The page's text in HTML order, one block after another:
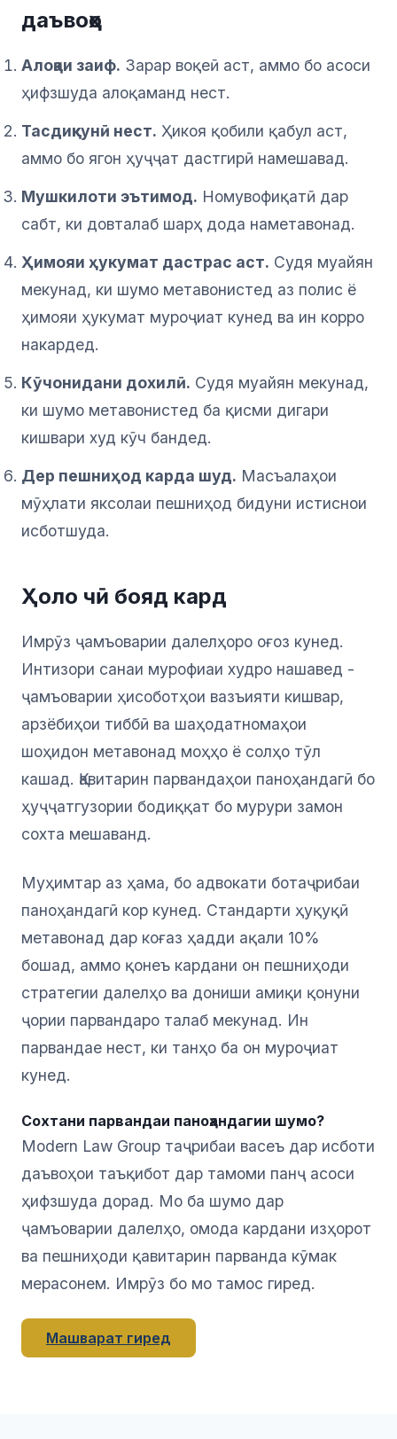
даъвоҳо
Алоқаи заиф. Зарар воқеӣ аст, аммо бо асоси
ҳифзшуда алоқаманд нест.
Тасдиқкунӣ нест. Ҳикоя қобили қабул аст,
аммо бо ягон ҳуҷҷат дастгирӣ намешавад.
Мушкилоти эътимод. Номувофиқатӣ дар
сабт, ки довталаб шарҳ дода наметавонад.
Ҳимояи ҳукумат дастрас аст. Судя муайян
мекунад, ки шумо метавонистед аз полис ё
ҳимояи ҳукумат муроҷиат кунед ва ин корро
накардед.
Кӯчонидани дохилӣ. Судя муайян мекунад,
ки шумо метавонистед ба қисми дигари
кишвари худ кӯч бандед.
Дер пешниҳод карда шуд. Масъалаҳои
мӯҳлати яксолаи пешниҳод бидуни истиснои
исботшуда.
Ҳоло чӣ бояд кард
Имрӯз ҷамъоварии далелҳоро оғоз кунед.
Интизори санаи мурофиаи худро нашавед -
ҷамъоварии ҳисоботҳои вазъияти кишвар,
арзёбиҳои тиббӣ ва шаҳодатномаҳои
шоҳидон метавонад моҳҳо ё солҳо тӯл
кашад. Қавитарин парвандаҳои паноҳандагӣ бо
ҳуҷҷатгузории бодиққат бо мурури замон
сохта мешаванд.
Муҳимтар аз ҳама, бо адвокати ботаҷрибаи
паноҳандагӣ кор кунед. Стандарти ҳуқуқӣ
метавонад дар коғаз ҳадди ақали 10%
бошад, аммо қонеъ кардани он пешниҳоди
стратегии далелҳо ва дониши амиқи қонуни
ҷории парвандаро талаб мекунад. Ин
парвандае нест, ки танҳо ба он муроҷиат
кунед.
Сохтани парвандаи паноҳандагии шумо?
Modern Law Group таҷрибаи васеъ дар исботи
даъвоҳои таъқибот дар тамоми панҷ асоси
ҳифзшуда дорад. Мо ба шумо дар
ҷамъоварии далелҳо, омода кардани изҳорот
ва пешниҳоди қавитарин парванда кӯмак
мерасонем. Имрӯз бо мо тамос гиред.
Машварат гиред